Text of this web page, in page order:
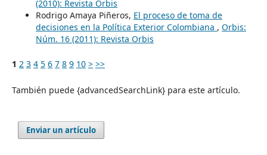
(2010): Revista Orbis
Rodrigo Amaya Piñeros, El proceso de toma de
decisiones en la Política Exterior Colombiana , Orbis:
Núm. 16 (2011): Revista Orbis
1 2 3 4 5 6 7 8 9 10 > >>
También puede {advancedSearchLink} para este artículo.
Enviar un artículo